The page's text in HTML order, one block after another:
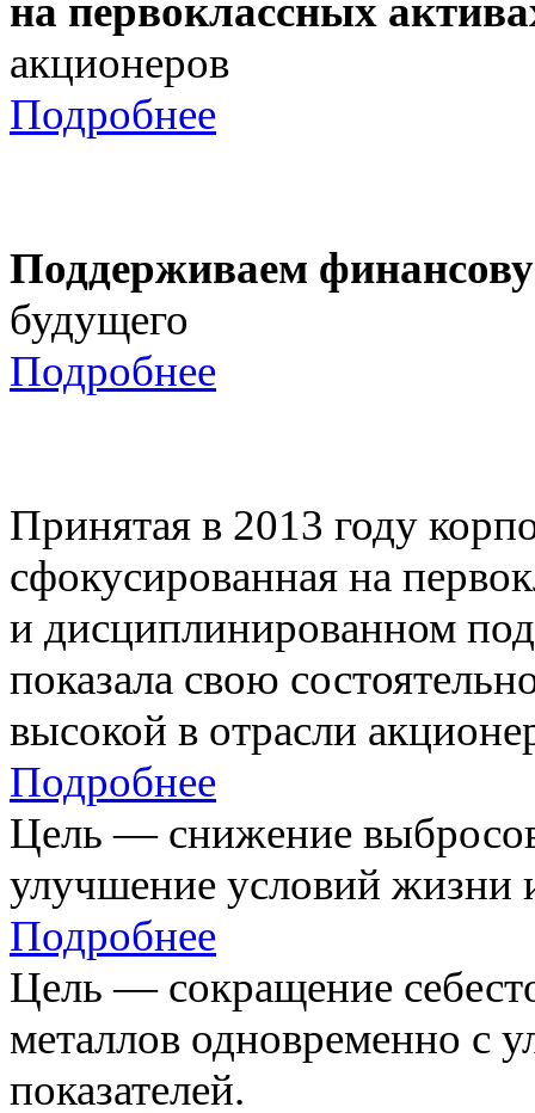
на первоклассных
акционеров
Подробнее
Поддерживаем
будущего
Подробнее
Принятая в 2013 году
сфокусированная на
и дисциплинированном
показала свою
высокой в отрасли
Подробнее
Цель — снижение
улучшение условий жизни
Подробнее
Цель — сокращение
металлов одновременно с
показателей.